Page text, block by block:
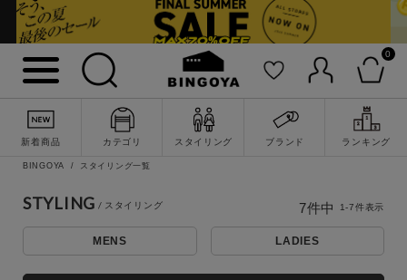
0
新着商品 カテゴリ スタイリング ブランド ランキング
BINGOYA スタイリング一覧
STYLING
MENS LADIES
7件中 1-7件表示